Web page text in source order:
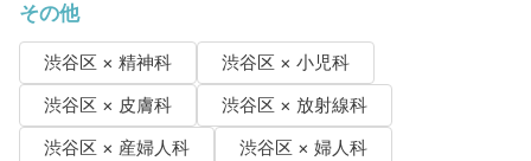
その他
渋谷区 × 精神科
渋谷区 × 小児科
渋谷区 × 皮膚科
渋谷区 × 放射線科
渋谷区 × 産婦人科
渋谷区 × 婦人科